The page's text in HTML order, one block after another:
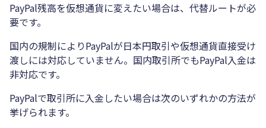
PayPal残高を仮想通貨に変えたい場合は、代替ルートが必
要です。
国内の規制によりPayPalが日本円取引や仮想通貨直接受け
渡しには対応していません。国内取引所でもPayPal入金は
非対応です。
PayPalで取引所に入金したい場合は次のいずれかの方法が
挙げられます。